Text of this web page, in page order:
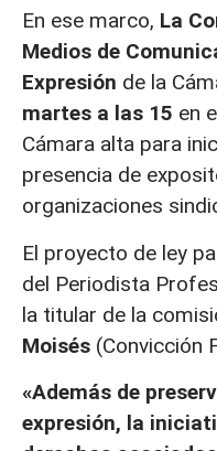
En ese marco, La
Medios de
Expresión de la
martes a las 15 en
Cámara alta para
presencia de
organizaciones
El proyecto de ley
del Periodista
la titular de la
Moisés (Convicción
«Además de
expresión, la